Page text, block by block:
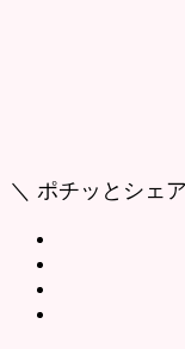
＼ ポチッとシェ